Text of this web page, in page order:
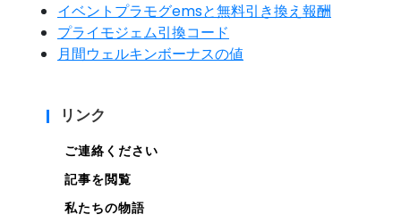
イベントプラモグemsと無料引き換え報酬
プライモジェム引換コード
月間ウェルキンボーナスの値
リンク
ご連絡ください
記事を閲覧
私たちの物語